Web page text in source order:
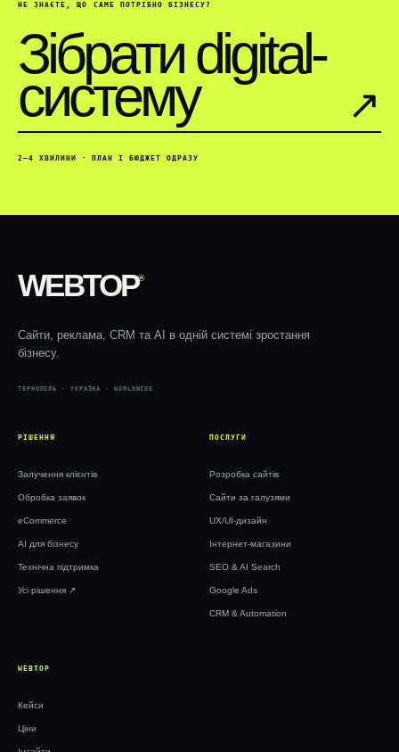
НЕ ЗНАЄТЕ, ЩО САМЕ ПОТРІБНО БІЗНЕСУ?
Зібрати digital-
систему ↗︎
2–4 ХВИЛИНИ · ПЛАН І БЮДЖЕТ ОДРАЗУ
WEBTOP®
Сайти, реклама, CRM та AI в одній системі зростання
бізнесу.
ТЕРНОПІЛЬ · УКРАЇНА · WORLDWIDE
РІШЕННЯ
Залучення клієнтів
Обробка заявок
eCommerce
AI для бізнесу
Технічна підтримка
Усі рішення ↗︎
ПОСЛУГИ
Розробка сайтів
Сайти за галузями
UX/UI-дизайн
Інтернет-магазини
SEO & AI Search
Google Ads
CRM & Automation
WEBTOP
Кейси
Ціни